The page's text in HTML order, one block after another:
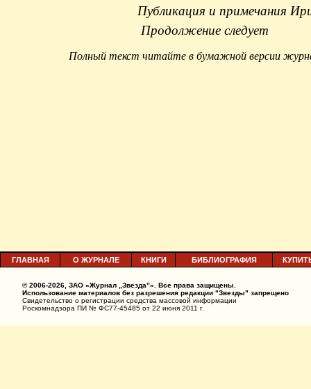
Публикация и примечания
Продолжение следует
Полный текст читайте в бумажной версии
ГЛАВНАЯ О ЖУРНАЛЕ КНИГИ БИБЛИОГРАФИЯ
© 2006-2026, ЗАО «Журнал „Звезда”». Все права защищены.
Использование материалов без разрешения редакции "Звезды" запрещено
Свидетельство о регистрации средства массовой информации
Роскомнадзора ПИ № ФС77-45485 от 22 июня 2011 г.